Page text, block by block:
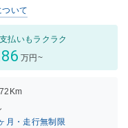
いて
払いもラクラク
万円~
月・走行無制限